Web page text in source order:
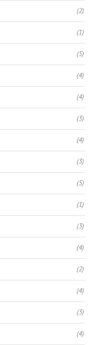
(2)
(1)
(5)
(4)
(4)
(3)
(4)
(3)
(5)
(1)
(3)
(4)
(2)
(4)
(3)
(4)